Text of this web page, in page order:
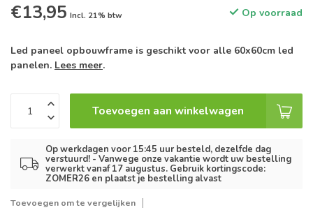
€13,95 Incl. 21% btw Op voorraad
Led paneel opbouwframe is geschikt voor alle 60x60cm led
panelen. Lees meer.
Toevoegen aan winkelwagen
Op werkdagen voor 15:45 uur besteld, dezelfde dag
verstuurd! - Vanwege onze vakantie wordt uw bestelling
verwerkt vanaf 17 augustus. Gebruik kortingscode:
ZOMER26 en plaatst je bestelling alvast
Toevoegen om te vergelijken